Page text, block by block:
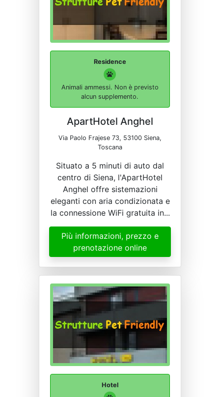
Residence
Animali ammessi. Non è previsto
alcun supplemento.
ApartHotel Anghel
Via Paolo Frajese 73, 53100 Siena,
Toscana
Situato a 5 minuti di auto dal
centro di Siena, l'ApartHotel
Anghel offre sistemazioni
eleganti con aria condizionata e
la connessione WiFi gratuita in...
Più informazioni, prezzo e
prenotazione online
Hotel